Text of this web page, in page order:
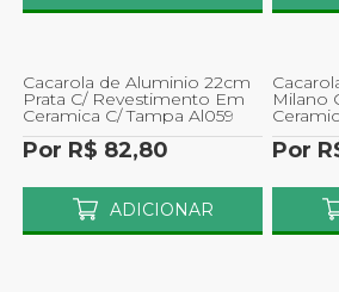
Cacarola de Aluminio 22cm
Prata C/ Revestimento Em
Ceramica C/ Tampa Al059
Por R$ 82,80
ADICIONAR
Milano
Por